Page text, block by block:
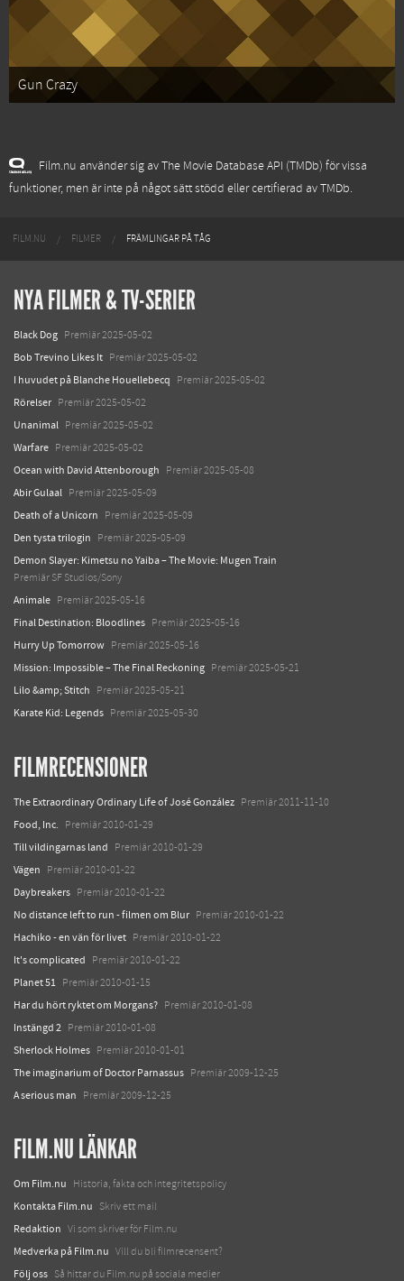
Gun Crazy
Film.nu använder sig av The Movie Database API (TMDb) för vissa
funktioner, men är inte på något sätt stödd eller certifierad av TMDb.
FILM.NU FILMER FRÄMLINGAR PÅ TÅG
NYA FILMER & TV-SERIER
Black Dog Premiär 2025-05-02
Bob Trevino Likes It Premiär 2025-05-02
I huvudet på Blanche Houellebecq Premiär 2025-05-02
Rörelser Premiär 2025-05-02
Unanimal Premiär 2025-05-02
Warfare Premiär 2025-05-02
Ocean with David Attenborough Premiär 2025-05-08
Abir Gulaal Premiär 2025-05-09
Death of a Unicorn Premiär 2025-05-09
Den tysta trilogin Premiär 2025-05-09
Demon Slayer: Kimetsu no Yaiba – The Movie: Mugen Train
Premiär SF Studios/Sony
Animale Premiär 2025-05-16
Final Destination: Bloodlines Premiär 2025-05-16
Hurry Up Tomorrow Premiär 2025-05-16
Mission: Impossible – The Final Reckoning Premiär 2025-05-21
Lilo &amp; Stitch Premiär 2025-05-21
Karate Kid: Legends Premiär 2025-05-30
FILMRECENSIONER
The Extraordinary Ordinary Life of José González Premiär 2011-11-10
Food, Inc. Premiär 2010-01-29
Till vildingarnas land Premiär 2010-01-29
Vägen Premiär 2010-01-22
Daybreakers Premiär 2010-01-22
No distance left to run - filmen om Blur Premiär 2010-01-22
Hachiko - en vän för livet Premiär 2010-01-22
It's complicated Premiär 2010-01-22
Planet 51 Premiär 2010-01-15
Har du hört ryktet om Morgans? Premiär 2010-01-08
Instängd 2 Premiär 2010-01-08
Sherlock Holmes Premiär 2010-01-01
The imaginarium of Doctor Parnassus Premiär 2009-12-25
A serious man Premiär 2009-12-25
FILM.NU LÄNKAR
Om Film.nu Historia, fakta och integritetspolicy
Kontakta Film.nu Skriv ett mail
Redaktion Vi som skriver för Film.nu
Medverka på Film.nu Vill du bli filmrecensent?
Följ oss Så hittar du Film.nu på sociala medier